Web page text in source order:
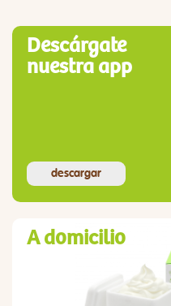
Descárgate
nuestra app
descargar
A domicilio